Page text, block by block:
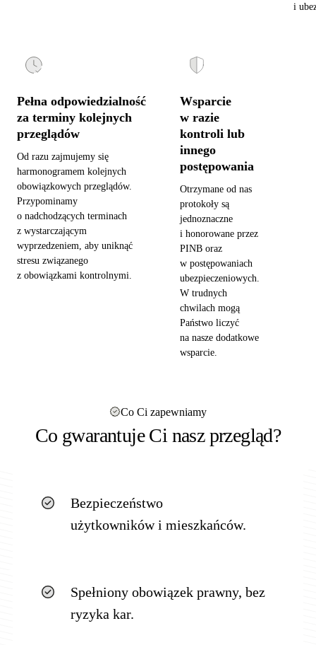
i
Pełna odpowiedzialność
za terminy kolejnych
przeglądów
Od razu zajmujemy się
harmonogramem kolejnych
obowiązkowych przeglądów.
Przypominamy
o nadchodzących terminach
z wystarczającym
wyprzedzeniem, aby uniknąć
stresu związanego
z obowiązkami kontrolnymi.
Wsparcie
w razie
kontroli lub
innego
postępowania
Otrzymane od nas
protokoły są
jednoznaczne
i honorowane przez
PINB oraz
w postępowaniach
ubezpieczeniowych.
W trudnych
chwilach mogą
Państwo liczyć
na nasze dodatkowe
wsparcie.
Co Ci zapewniamy
Co gwarantuje Ci nasz przegląd?
Bezpieczeństwo
użytkowników i mieszkańców.
Spełniony obowiązek prawny, bez
ryzyka kar.